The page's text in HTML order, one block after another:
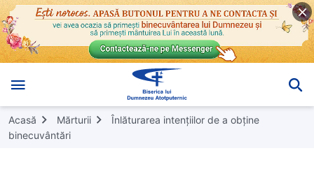
Acasă Mărturii
Înlăturarea intențiilor de a obține
binecuvântări